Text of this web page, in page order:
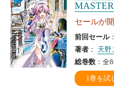
セールが
前回セール
著者 ： 天野
総巻数 ：全
1巻を試